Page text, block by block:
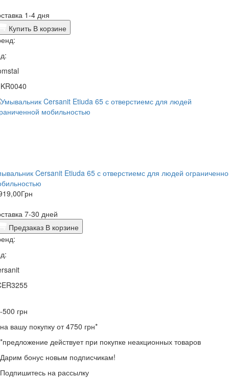
1-4 дня
Купить В корзине
Cersanit Etiuda 65 с отверстиемс для людей
Грн
7-30 дней
Предзаказ В корзине
-500 грн
на вашу покупку от 4750 грн*
*предложение действует при покупке неакционных товаров
Дарим бонус новым подписчикам!
Подпишитесь на рассылку